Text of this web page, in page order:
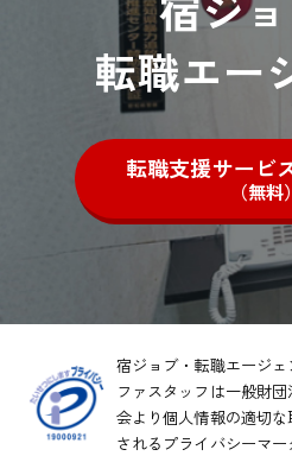
転職エー
転職支援サービ
（無料）
宿ジョブ・転職エージ
ファスタッフは一般財
会より個人情報の適切
されるプライバシーマー